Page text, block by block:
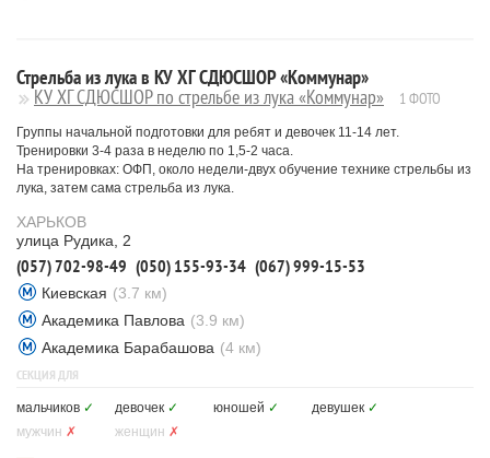
Стрельба из лука в КУ ХГ СДЮСШОР «Коммунар»
КУ ХГ СДЮСШОР по стрельбе из лука «Коммунар» 1 ФОТО
Группы начальной подготовки для ребят и девочек 11-14 лет.
Тренировки 3-4 раза в неделю по 1,5-2 часа.
На тренировках: ОФП, около недели-двух обучение технике стрельбы из
лука, затем сама стрельба из лука.
ХАРЬКОВ
улица Рудика, 2
(057) 702-98-49 (050) 155-93-34 (067) 999-15-53
Киевская (3.7 км)
Академика Павлова (3.9 км)
Академика Барабашова (4 км)
СЕКЦИЯ ДЛЯ
мальчиков ✓ девочек ✓ юношей ✓ девушек ✓
мужчин ✗ женщин ✗